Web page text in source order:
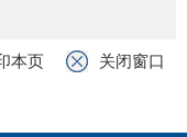
本页 关闭窗口